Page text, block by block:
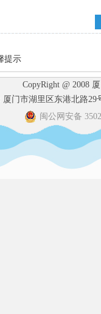
提示
CopyRight @ 2008
厦门市湖里区东港北路29
闽公网安备